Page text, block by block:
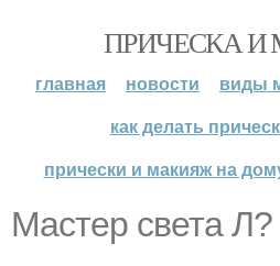
ПРИЧЕСКА
главная новости
виды
как делать
прически и макияж на
Мастер света Л?